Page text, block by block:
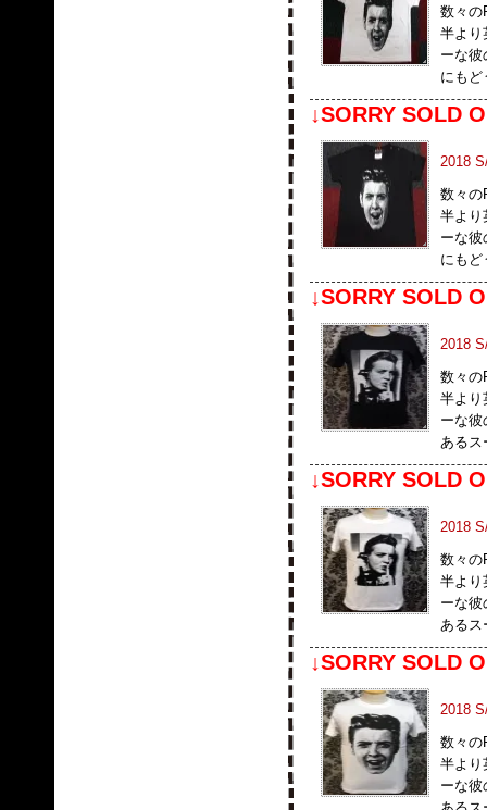
数々の
半より
ーな彼
にもど
↓SORRY SOLD
2018
数々の
半より
ーな彼
にもど
↓SORRY SOLD
2018
数々の
半より
ーな彼
あるス
↓SORRY SOLD
2018
数々の
半より
ーな彼
あるス
↓SORRY SOLD
2018
数々の
半より
ーな彼